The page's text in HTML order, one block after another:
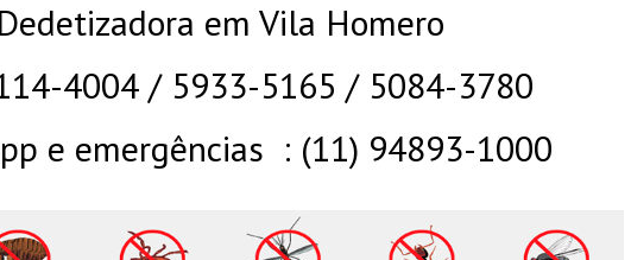
Dedetizadora em Vila Homero
4004 / 5933-5165 / 5084-3780
e emergências : (11) 94893-1000